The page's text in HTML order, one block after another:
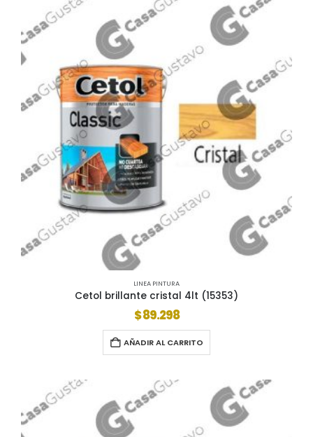
LINEA PINTURA
Cetol brillante cristal 4lt (15353)
$89.298
AÑADIR AL CARRITO